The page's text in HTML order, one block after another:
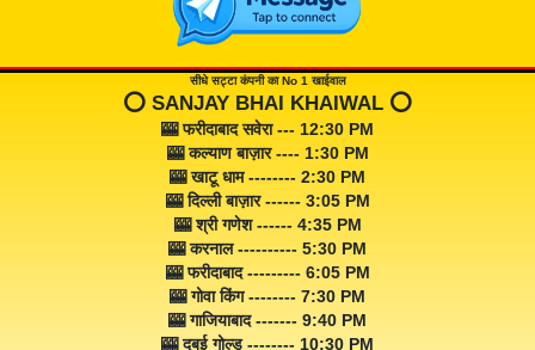
सीधे सट्टा कंपनी का No 1 खाईवाल
⭕️ SANJAY BHAI KHAIWAL ⭕️
🎰 फरीदाबाद सवेरा --- 12:30 PM
🎰 कल्याण बाज़ार ---- 1:30 PM
🎰 खाटू धाम -------- 2:30 PM
🎰 दिल्ली बाज़ार ------ 3:05 PM
🎰 श्री गणेश ------ 4:35 PM
🎰 करनाल ---------- 5:30 PM
🎰 फरीदाबाद --------- 6:05 PM
🎰 गोवा किंग -------- 7:30 PM
🎰 गाजियाबाद ------- 9:40 PM
🎰 दुबई गोल्ड -------- 10:30 PM